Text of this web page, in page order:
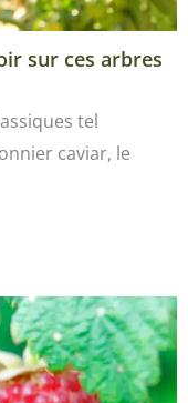
sur ces arbres
tel
caviar, le